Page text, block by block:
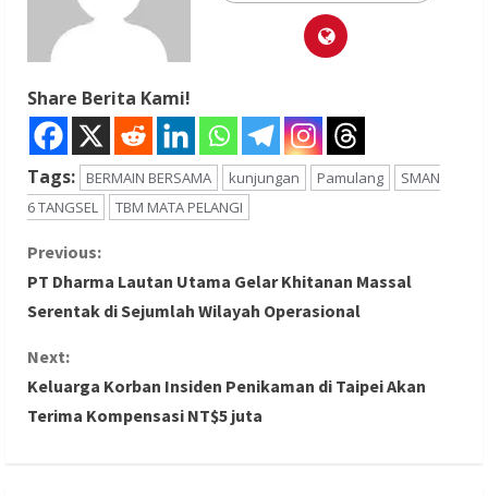
Share Berita Kami!
Tags: BERMAIN BERSAMA kunjungan Pamulang
SMAN
6 TANGSEL
TBM MATA PELANGI
C
o
n
t
Previous:
PT Dharma Lautan Utama Gelar Khitanan Massal
Serentak di Sejumlah Wilayah Operasional
Next:
Keluarga Korban Insiden Penikaman di Taipei Akan
Terima Kompensasi NT$5 juta